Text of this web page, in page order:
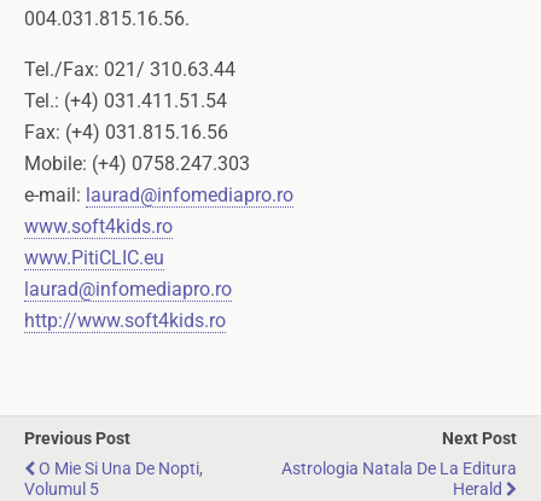
004.031.815.16.56.
Tel./Fax: 021/ 310.63.44
Tel.: (+4) 031.411.51.54
Fax: (+4) 031.815.16.56
Mobile: (+4) 0758.247.303
e-mail: laurad@infomediapro.ro
www.soft4kids.ro
www.PitiCLIC.eu
laurad@infomediapro.ro
http://www.soft4kids.ro
Previous Post
O Mie Si Una De Nopti,
Volumul 5
Next Post
Astrologia Natala De La Editura
Herald